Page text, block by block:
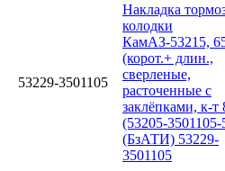
53229-3501105
Накладка
колодки
КамАЗ-53215,
(корот.+ длин.,
сверленые,
расточенные с
заклёпками, к-т
(53205-3501105-
(БзАТИ) 53229-
3501105